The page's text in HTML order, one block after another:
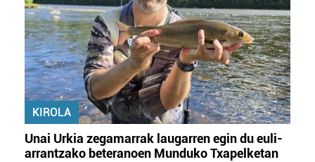
KIROLA
Unai Urkia zegamarrak laugarren egin du euli-
arrantzako beteranoen Munduko Txapelketan